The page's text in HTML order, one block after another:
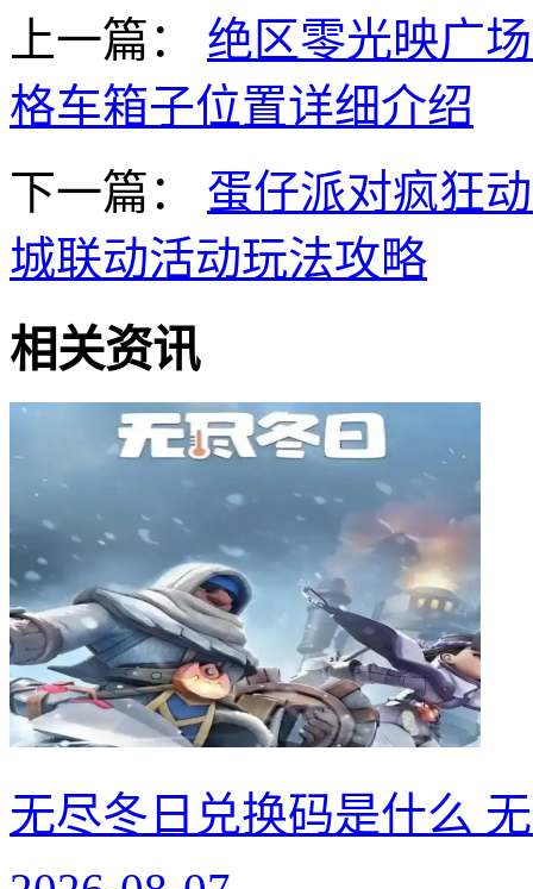
上一篇：
绝区零光映广
格车箱子位置详细介绍
下一篇：
蛋仔派对疯狂
城联动活动玩法攻略
相关资讯
无尽冬日兑换码是什么